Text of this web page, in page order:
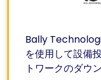
Bally
を使用して設備
トワークのダウ